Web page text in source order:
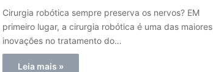
Cirurgia robótica sempre preserva os nervos? EM
primeiro lugar, a cirurgia robótica é uma das maiores
inovações no tratamento do…
Leia mais »